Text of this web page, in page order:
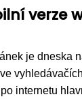
verze
je dneska
internetu